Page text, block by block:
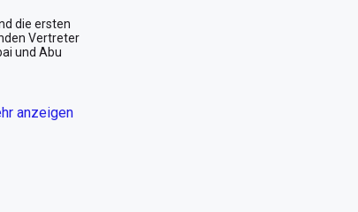
die ersten
Vertreter
und Abu
das
Boulevards
anzeigen